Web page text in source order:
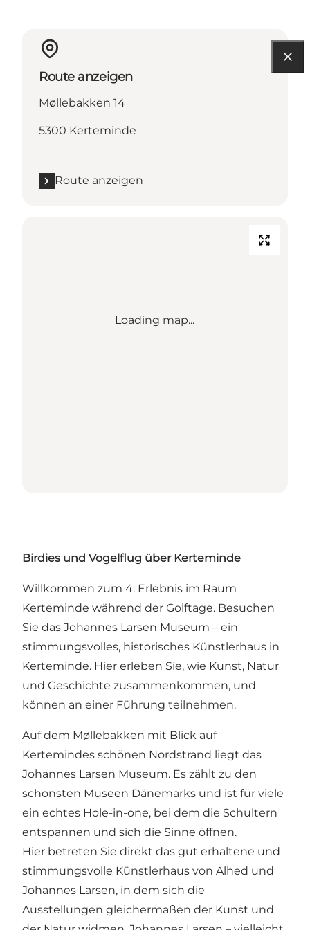
Route anzeigen
Møllebakken 14
5300 Kerteminde
Route anzeigen
Loading map...
Birdies und Vogelflug über Kerteminde
Willkommen zum 4. Erlebnis im Raum
Kerteminde während der Golftage. Besuchen
Sie das Johannes Larsen Museum – ein
stimmungsvolles, historisches Künstlerhaus in
Kerteminde. Hier erleben Sie, wie Kunst, Natur
und Geschichte zusammenkommen, und
können an einer Führung teilnehmen.
Auf dem Møllebakken mit Blick auf
Kertemindes schönen Nordstrand liegt das
Johannes Larsen Museum. Es zählt zu den
schönsten Museen Dänemarks und ist für viele
ein echtes Hole-in-one, bei dem die Schultern
entspannen und sich die Sinne öffnen.
Hier betreten Sie direkt das gut erhaltene und
stimmungsvolle Künstlerhaus von Alhed und
Johannes Larsen, in dem sich die
Ausstellungen gleichermaßen der Kunst und